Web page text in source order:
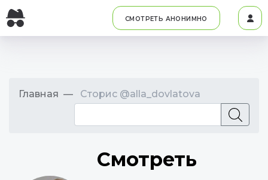
СМОТРЕТЬ АНОНИМНО
Главная Сторис @alla_dovlatova
Смотреть